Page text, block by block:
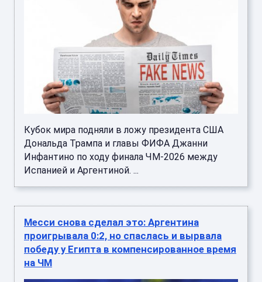
Кубок мира подняли в ложу президента США
Дональда Трампа и главы ФИФА Джанни
Инфантино по ходу финала ЧМ-2026 между
Испанией и Аргентиной. ...
Месси снова сделал это: Аргентина
проигрывала 0:2, но спаслась и вырвала
победу у Египта в компенсированное время
на ЧМ